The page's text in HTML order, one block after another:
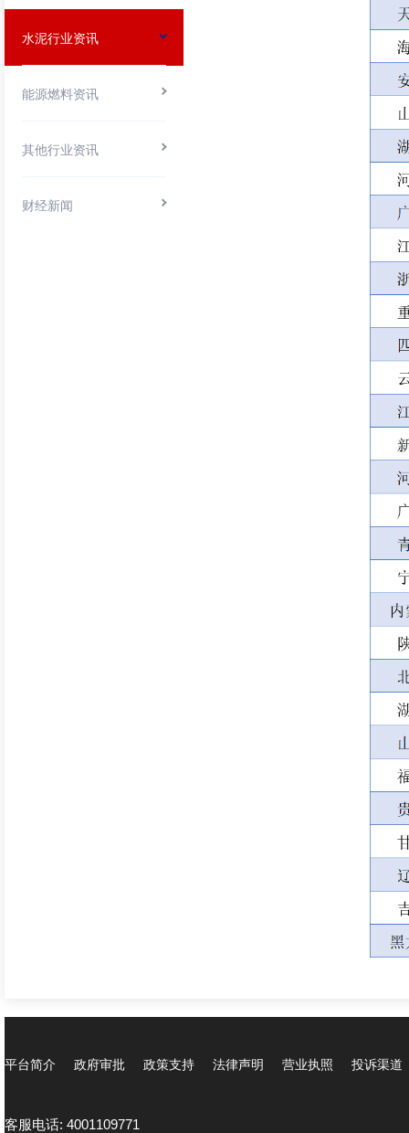
水泥行业资讯
能源燃料资讯
其他行业资讯
财经新闻
平台简介 政府审批 政策支持 法律声明 营业执照 投诉渠道
客服电话: 4001109771